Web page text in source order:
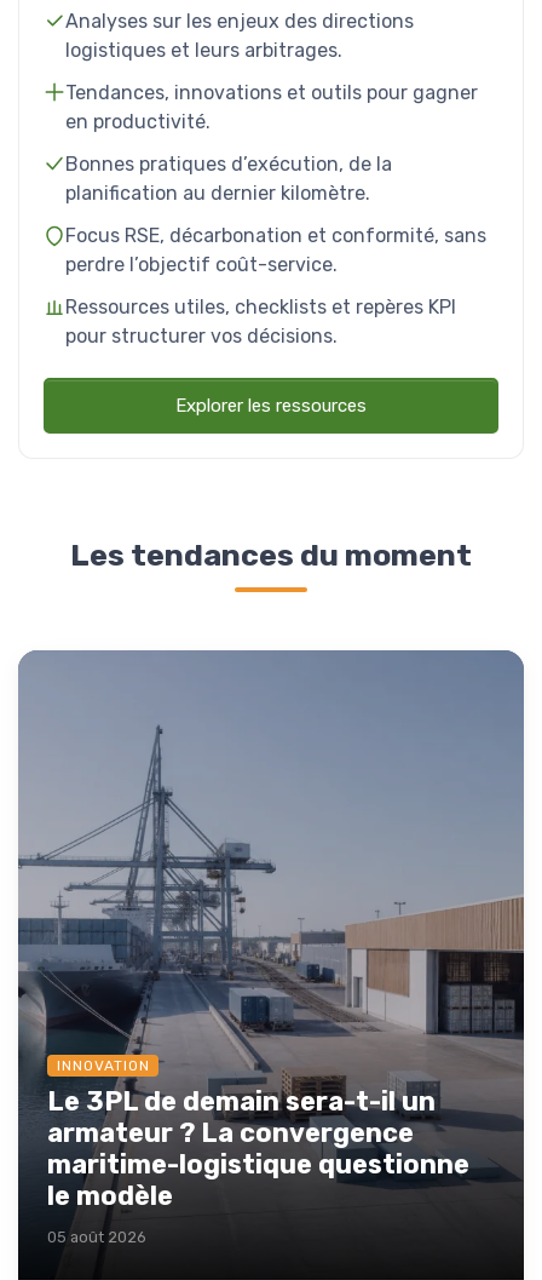
Analyses sur les enjeux des directions
logistiques et leurs arbitrages.
Tendances, innovations et outils pour gagner
en productivité.
Bonnes pratiques d’exécution, de la
planification au dernier kilomètre.
Focus RSE, décarbonation et conformité, sans
perdre l’objectif coût-service.
Ressources utiles, checklists et repères KPI
pour structurer vos décisions.
Explorer les ressources
Les tendances du moment
INNOVATION
Le 3PL de demain sera-t-il un
armateur ? La convergence
maritime-logistique questionne
le modèle
05 août 2026